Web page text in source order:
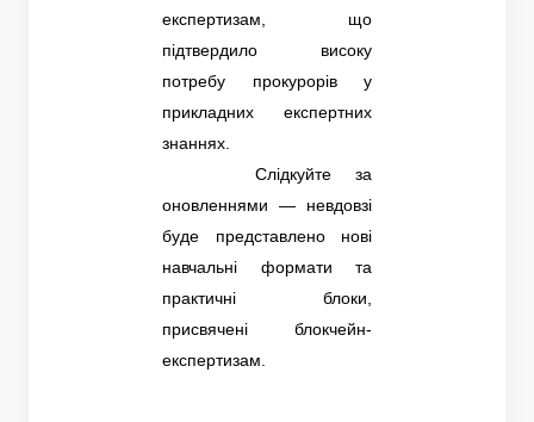
експертизам, що
підтвердило високу
потребу прокурорів у
прикладних експертних
знаннях.
Слідкуйте за
оновленнями — невдовзі
буде представлено нові
навчальні формати та
практичні блоки,
присвячені блокчейн-
експертизам.